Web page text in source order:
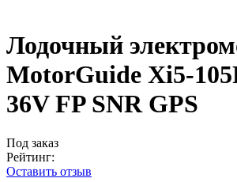
Лодочный
MotorGuide Xi5-
36V FP SNR GPS
Под заказ
Рейтинг:
Оставить отзыв